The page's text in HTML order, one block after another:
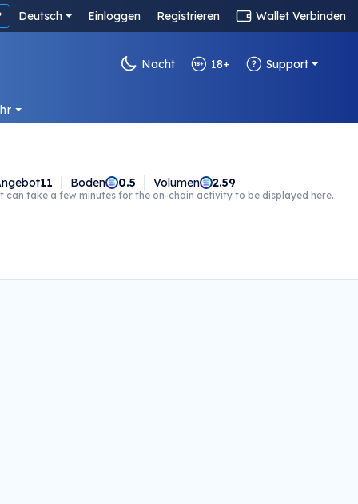
Deutsch Einloggen Registrieren Wallet Verbinden
Nacht 18+ Support
11 Boden 0.5 Volumen 2.59
can take a few minutes for the on-chain activity to be displayed here.